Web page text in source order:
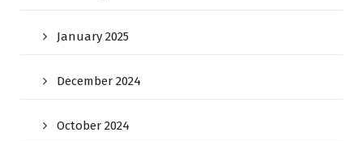
January 2025
December 2024
October 2024